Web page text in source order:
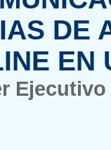
DE
EN
Ejecutivo